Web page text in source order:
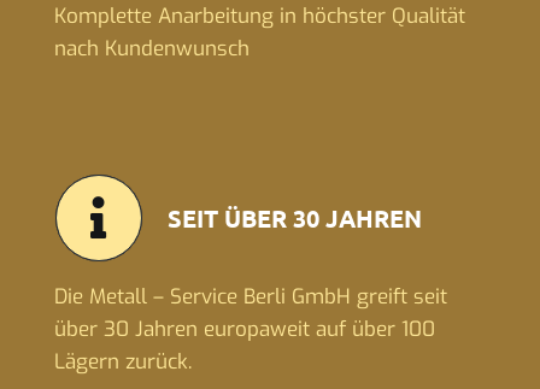
Komplette Anarbeitung in höchster Qualität
nach Kundenwunsch
SEIT ÜBER 30 JAHREN
Die Metall – Service Berli GmbH greift seit
über 30 Jahren europaweit auf über 100
Lägern zurück.